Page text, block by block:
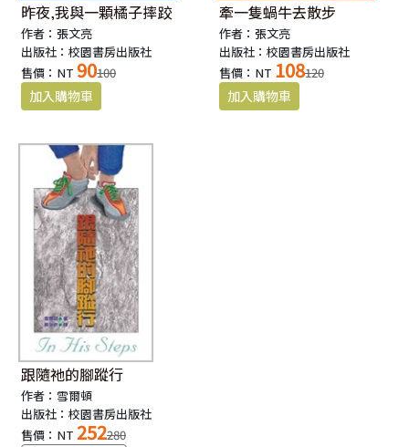
昨夜,我與一顆橘子摔跤
作者：張文亮
出版社：校園書房出版社
售價：NT 90100
牽一隻蝸牛去散步
作者：張文亮
出版社：校園書房出版社
售價：NT 108120
跟隨祂的腳蹤行
作者：雪爾頓
出版社：校園書房出版社
售價：NT 252280